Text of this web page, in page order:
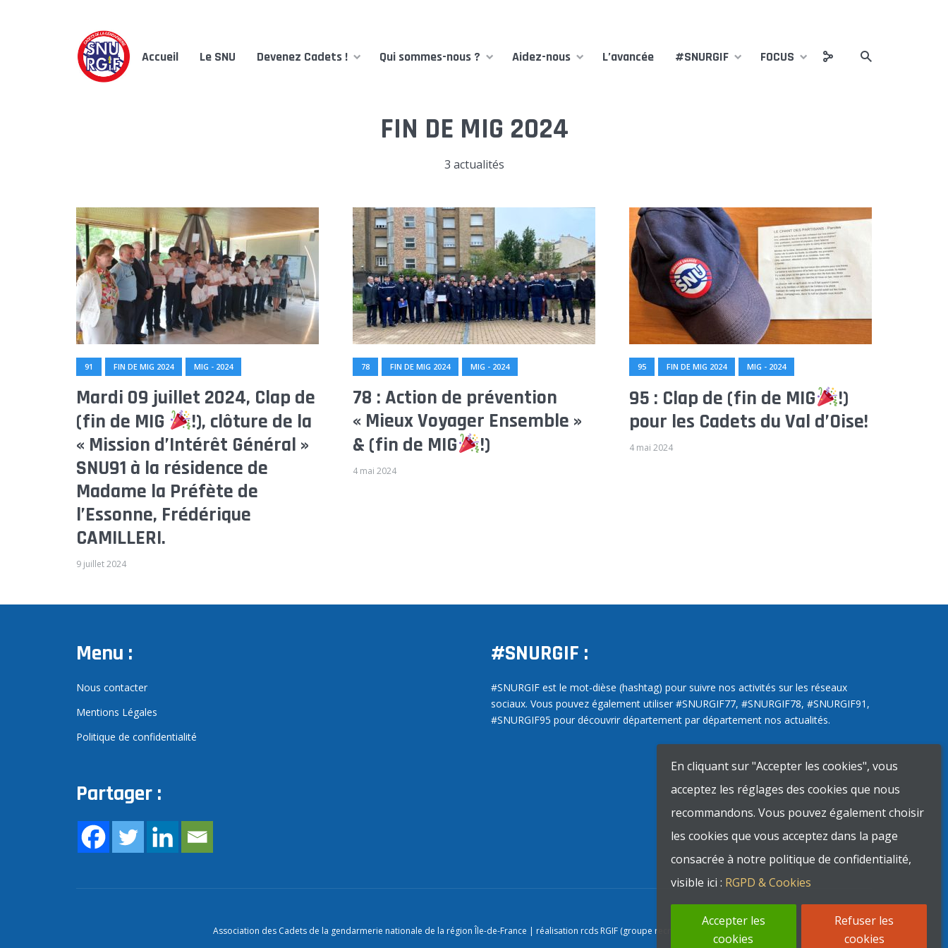
Accueil Le SNU Devenez Cadets ! Qui sommes-nous ? Aidez-nous L’avancée #SNURGIF FOCUS
FIN DE MIG 2024
3 actualités
91 FIN DE MIG 2024 MIG - 2024
Mardi 09 juillet 2024, Clap de
(fin de MIG
!), clôture de la
« Mission d’Intérêt Général »
SNU91 à la résidence de
Madame la Préfète de
l’Essonne, Frédérique
CAMILLERI.
9 juillet 2024
78 FIN DE MIG 2024 MIG - 2024
78 : Action de prévention
« Mieux Voyager Ensemble »
& (fin de MIG
!)
4 mai 2024
95 FIN DE MIG 2024 MIG - 2024
95 : Clap de (fin de MIG
!)
pour les Cadets du Val d’Oise!
4 mai 2024
Menu :
Nous contacter
Mentions Légales
Politique de confidentialité
Partager :
#SNURGIF :
#SNURGIF est le mot-dièse (hashtag) pour suivre nos activités sur les réseaux
sociaux. Vous pouvez également utiliser #SNURGIF77, #SNURGIF78, #SNURGIF91,
#SNURGIF95 pour découvrir département par département nos actualités.
Association des Cadets de la gendarmerie nationale de la région Île-de-France | réalisation rcds RGIF (groupe recrutement) | 2026
En cliquant sur "Accepter les cookies", vous
acceptez les réglages des cookies que nous
recommandons. Vous pouvez également choisir
les cookies que vous acceptez dans la page
consacrée à notre politique de confidentialité,
visible ici : RGPD & Cookies
Accepter les
cookies
Refuser les
cookies